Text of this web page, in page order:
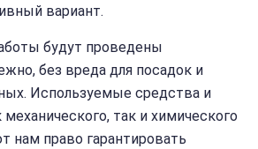
вариант.
будут проведены
без вреда для посадок и
Используемые средства и
так и химического
нам право гарантировать